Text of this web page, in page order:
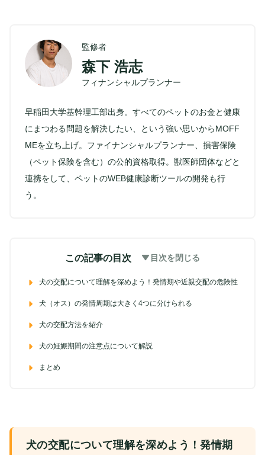
監修者
森下 浩志
フィナンシャルプランナー
早稲田大学基幹理工部出身。すべてのペットのお金と健康
にまつわる問題を解決したい、という強い思いからMOFF
MEを立ち上げ。ファイナンシャルプランナー、損害保険
（ペット保険を含む）の公的資格取得。獣医師団体などと
連携をして、ペットのWEB健康診断ツールの開発も行
う。
この記事の目次 目次を閉じる
犬の交配について理解を深めよう！発情期や近親交配の危険性
犬（オス）の発情周期は大きく4つに分けられる
犬の交配方法を紹介
犬の妊娠期間の注意点について解説
まとめ
犬の交配について理解を深めよう！発情期